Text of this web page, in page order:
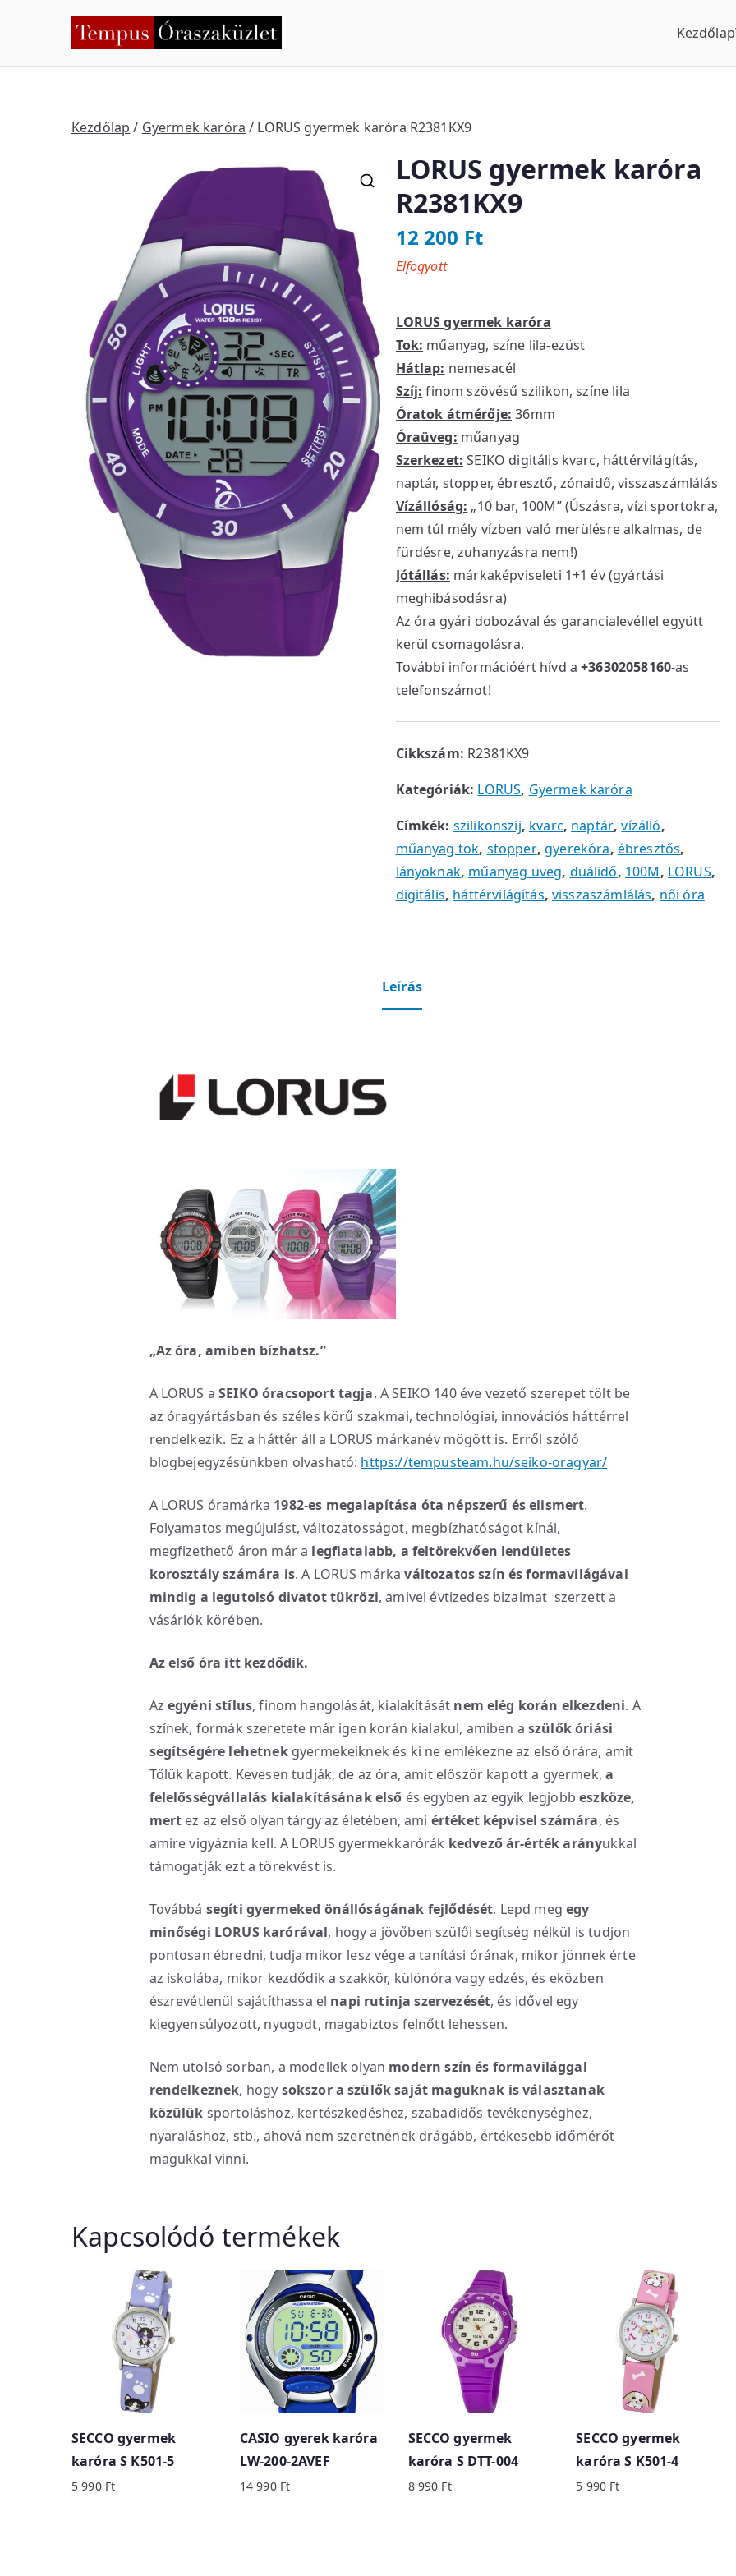
Tempus Óraszaküzlet Kezdőlap
Kezdőlap / Gyermek karóra / LORUS gyermek karóra R2381KX9
LORUS gyermek karóra
R2381KX9
12 200 Ft
LORUS gyermek karóra
Tok: műanyag, színe lila-ezüst
Hátlap: nemesacél
Szíj: finom szövésű szilikon, színe lila
Óratok átmérője: 36mm
Óraüveg: műanyag
Szerkezet: SEIKO digitális kvarc, háttérvilágítás,
naptár, stopper, ébresztő, zónaidő, visszaszámlálás
Vízállóság: „10 bar, 100M” (Úszásra, vízi sportokra,
nem túl mély vízben való merülésre alkalmas, de
fürdésre, zuhanyzásra nem!)
Jótállás: márkaképviseleti 1+1 év (gyártási
meghibásodásra)
Az óra gyári dobozával és garancialevéllel együtt
kerül csomagolásra.
További információért hívd a+36302058160-as
telefonszámot!
Elfogyott
Cikkszám: R2381KX9
Kategóriák: LORUS, Gyermek karóra
Címkék: szilikonszíj, kvarc, naptár,vízálló,
műanyag tok, stopper,gyerekóra, ébresztős,
lányoknak, műanyag üveg, duálidő, 100M, LORUS,
digitális, háttérvilágítás,visszaszámlálás, női óra
Leírás
„Az óra, amiben bízhatsz.”
A LORUS aSEIKO óracsoport tagja. A SEIKO 140 éve vezető szerepet tölt be
az óragyártásban és széles körű szakmai, technológiai, innovációs háttérrel
rendelkezik. Ez a háttér áll a LORUS márkanév mögött is. Erről szóló
blogbejegyzésünkben olvasható: https://tempusteam.hu/seiko-oragyar/
A LORUS óramárka 1982-es megalapítása óta népszerű és elismert.
Folyamatos megújulást, változatosságot, megbízhatóságot kínál,
megfizethető áron már a legfiatalabb, a feltörekvően lendületes
korosztály számára is. A LORUS márkaváltozatos szín és formavilágával
mindig a legutolsó divatot tükrözi, amivel évtizedes bizalmat szerzett a
vásárlók körében.
Az első óra itt kezdődik.
Az egyéni stílus, finom hangolását, kialakítását nem elég korán elkezdeni. A
színek, formák szeretete már igen korán kialakul, amiben a szülők óriási
segítségére lehetnekgyermekeiknek és ki ne emlékezne az első órára, amit
Tőlük kapott. Kevesen tudják, de az óra, amit először kapott a gyermek,a
felelősségvállalás kialakításának első és egyben az egyik legjobbeszköze,
mert ez az első olyan tárgy az életében, ami értéket képvisel számára, és
amire vigyáznia kell. A LORUS gyermekkarórák kedvező ár-érték arányukkal
támogatják ezt a törekvést is.
Továbbá segíti gyermeked önállóságának fejlődését. Lepd megegy
minőségi LORUS karórával, hogy a jövőben szülői segítség nélkül is tudjon
pontosan ébredni, tudja mikor lesz vége a tanítási órának, mikor jönnek érte
az iskolába, mikor kezdődik a szakkör, különóra vagy edzés, és eközben
észrevétlenül sajátíthassa el napi rutinja szervezését, és idővel egy
kiegyensúlyozott, nyugodt, magabiztos felnőtt lehessen.
Nem utolsó sorban, a modellek olyan modern szín és formavilággal
rendelkeznek, hogy sokszor a szülők saját maguknak is választanak
közülük sportoláshoz, kertészkedéshez, szabadidős tevékenységhez,
nyaraláshoz, stb., ahová nem szeretnének drágább, értékesebb időmérőt
magukkal vinni.
Kapcsolódó termékek
SECCO gyermek
karóra S K501-5
5 990 Ft
CASIO gyerek karóra
LW-200-2AVEF
14 990 Ft
SECCO gyermek
karóra S DTT-004
8 990 Ft
SECCO gyermek
karóra S K501-4
5 990 Ft